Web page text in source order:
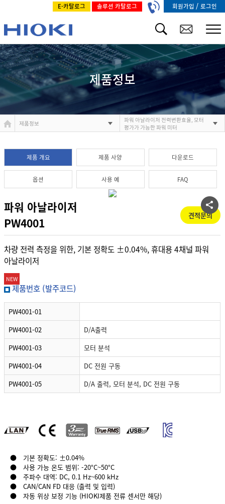
E-카탈로그 솔루션 카탈로그 회원가입 / 로그인
제품정보
제품정보
파워 아날라이저 전력변환효율, 모터
평가가 가능한 파워 미터
파워 아날라이저
PW4001
견적문의
차량 전력 측정을 위한, 기본 정확도 ±0.04%, 휴대용 4채널 파워
아날라이저
NEW
제품 개요 제품 사양 다운로드
옵션 사용 예 FAQ
제품번호 (발주코드)
PW4001-01
PW4001-02
D/A출력
PW4001-03
모터 분석
PW4001-04
DC 전원 구동
PW4001-05
D/A 출력, 모터 분석, DC 전원 구동
● 기본 정확도: ±0.04%
● 사용 가능 온도 범위: -20°C~50°C
● 주파수 대역: DC, 0.1 Hz~600 kHz
● CAN/CAN FD 대응 (출력 및 입력)
● 자동 위상 보정 기능 (HIOKI제품 전류 센서만 해당)